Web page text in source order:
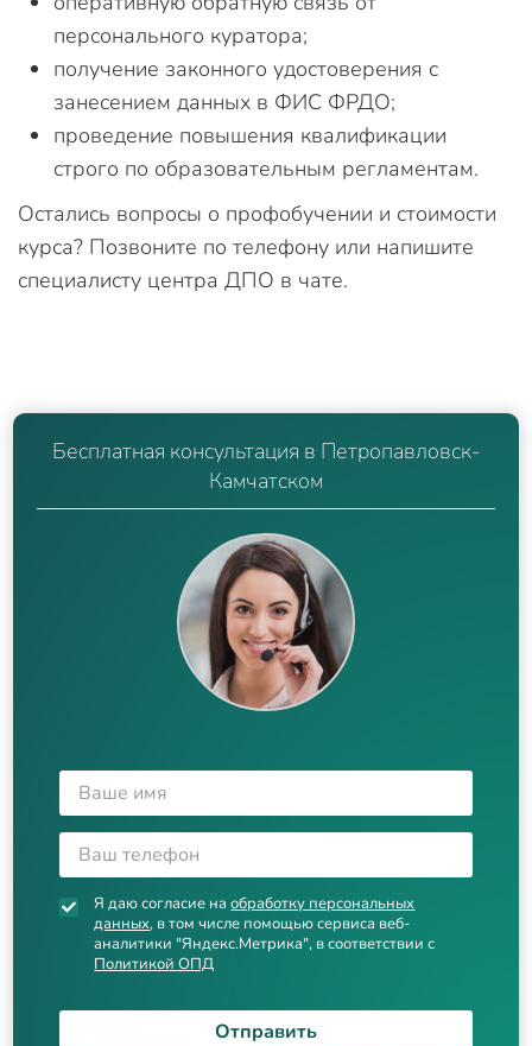
персонального куратора;
получение законного удостоверения с
занесением данных в ФИС ФРДО;
проведение повышения квалификации
строго по образовательным регламентам.
Остались вопросы о профобучении и стоимости
курса? Позвоните по телефону или напишите
специалисту центра ДПО в чате.
Бесплатная консультация в Петропавловск-
Камчатском
Я даю согласие наобработку персональных
данных, в том числе помощью сервиса веб-
аналитики "Яндекс.Метрика", в соответствии с
Политикой ОПД
Отправить